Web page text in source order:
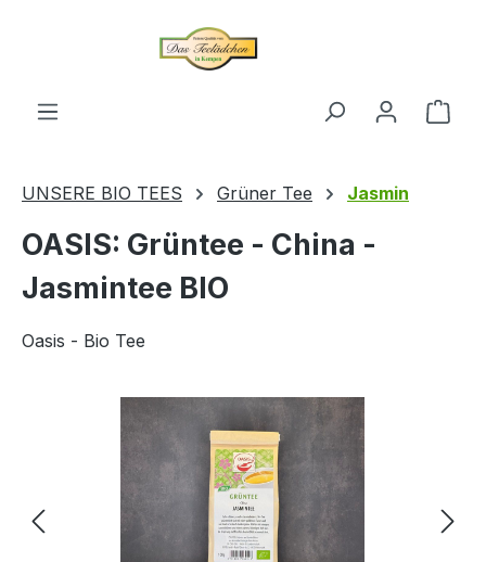
UNSERE BIO TEES Grüner Tee Jasmin
OASIS: Grüntee - China -
Jasmintee BIO
Oasis - Bio Tee
Bildergalerie überspringen